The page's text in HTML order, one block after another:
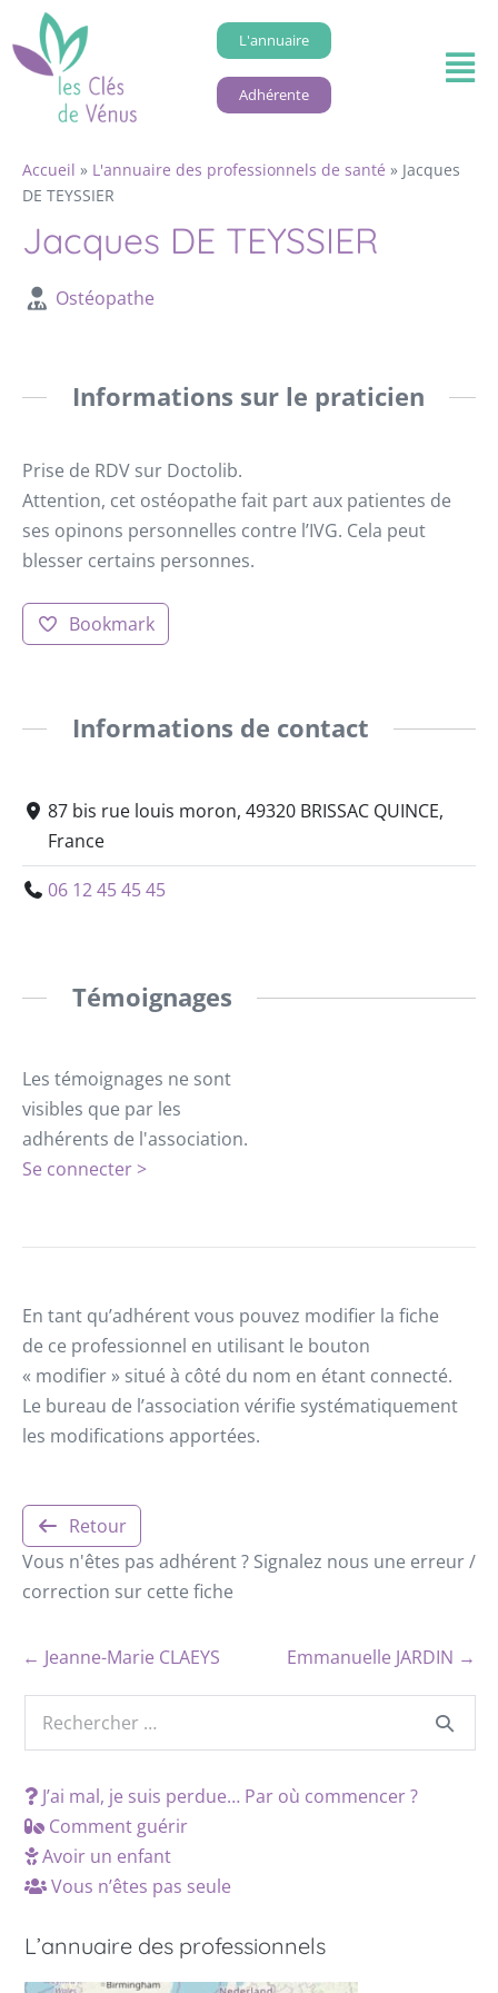
L'annuaire
Adhérente
Accueil » L'annuaire des professionnels de santé » Jacques
DE TEYSSIER
Jacques DE TEYSSIER
Ostéopathe
Informations sur le praticien
Prise de RDV sur Doctolib.
Attention, cet ostéopathe fait part aux patientes de
ses opinons personnelles contre l’IVG. Cela peut
blesser certains personnes.
Bookmark
Informations de contact
87 bis rue louis moron, 49320 BRISSAC QUINCE,
France
06 12 45 45 45
Témoignages
Les témoignages ne sont
visibles que par les
adhérents de l'association.
Se connecter >
En tant qu’adhérent vous pouvez modifier la fiche
de ce professionnel en utilisant le bouton
« modifier » situé à côté du nom en étant connecté.
Le bureau de l’association vérifie systématiquement
les modifications apportées.
Retour
Vous n'êtes pas adhérent ? Signalez nous une erreur /
correction sur cette fiche
← Jeanne-Marie CLAEYS Emmanuelle JARDIN →
J’ai mal, je suis perdue… Par où commencer ?
Comment guérir
Avoir un enfant
Vous n’êtes pas seule
L’annuaire des professionnels